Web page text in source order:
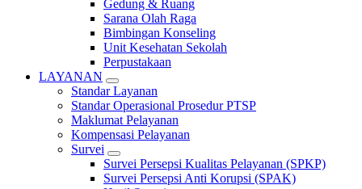
Gedung & Ruang
Sarana Olah Raga
Bimbingan Konseling
Unit Kesehatan Sekolah
Perpustakaan
LAYANAN
Standar Layanan
Standar Operasional Prosedur PTSP
Maklumat Pelayanan
Kompensasi Pelayanan
Survei
Survei Persepsi Kualitas Pelayanan (SPKP)
Survei Persepsi Anti Korupsi (SPAK)